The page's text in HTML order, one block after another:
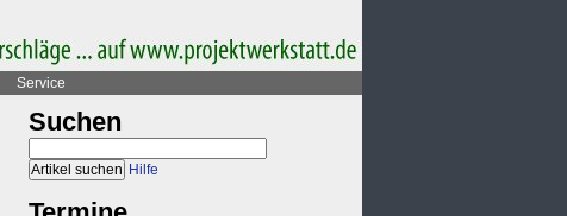
Service
Suchen
Hilfe